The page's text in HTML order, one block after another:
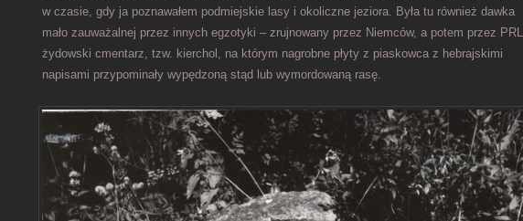
w czasie, gdy ja poznawałem podmiejskie lasy i okoliczne jeziora. Była tu również dawka
mało zauważalnej przez innych egzotyki – zrujnowany przez Niemców, a potem przez
żydowski cmentarz, tzw. kierchol, na którym nagrobne płyty z piaskowca z hebrajskimi
napisami przypominały wypędzoną stąd lub wymordowaną rasę.